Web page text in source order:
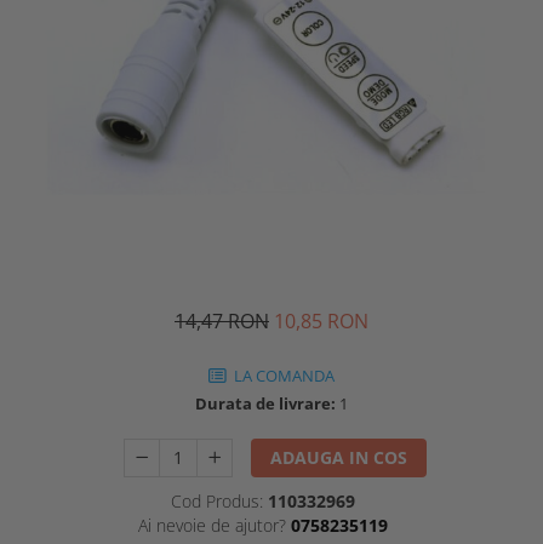
14,47 RON 10,85 RON
LA COMANDA
Durata de livrare: 1
ADAUGA IN COS
Cod Produs: 110332969
Ai nevoie de ajutor? 0758235119